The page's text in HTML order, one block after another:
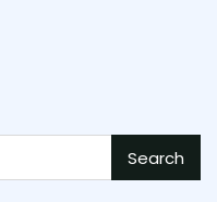
Search